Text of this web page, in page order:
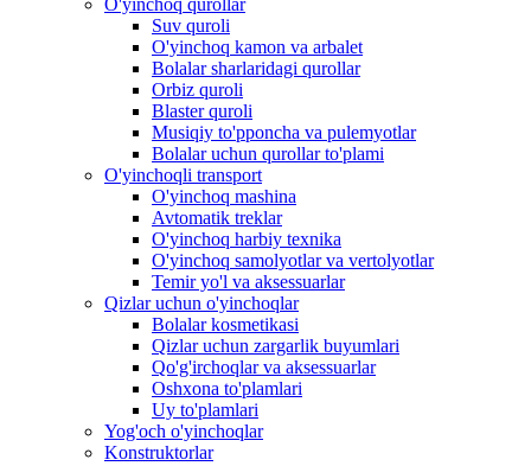
O'yinchoq qurollar
Suv quroli
O'yinchoq kamon va arbalet
Bolalar sharlaridagi qurollar
Orbiz quroli
Blaster quroli
Musiqiy to'pponcha va pulemyotlar
Bolalar uchun qurollar to'plami
O'yinchoqli transport
O'yinchoq mashina
Avtomatik treklar
O'yinchoq harbiy texnika
O'yinchoq samolyotlar va vertolyotlar
Temir yo'l va aksessuarlar
Qizlar uchun o'yinchoqlar
Bolalar kosmetikasi
Qizlar uchun zargarlik buyumlari
Qo'g'irchoqlar va aksessuarlar
Oshxona to'plamlari
Uy to'plamlari
Yog'och o'yinchoqlar
Konstruktorlar